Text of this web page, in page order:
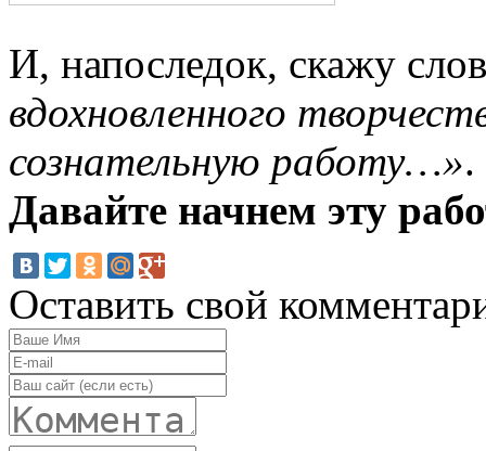
И, напоследок, скажу
вдохновленного
сознательную работу…».
Давайте начнем эту
Оставить свой